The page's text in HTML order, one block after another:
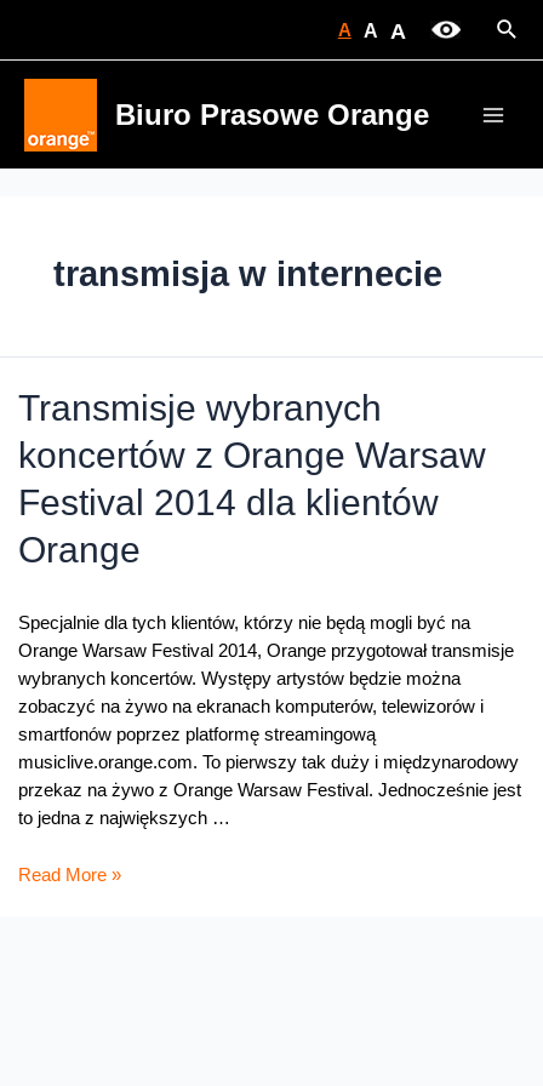
A A A
Biuro Prasowe Orange
transmisja w internecie
Transmisje wybranych
koncertów z Orange Warsaw
Festival 2014 dla klientów
Orange
Specjalnie dla tych klientów, którzy nie będą mogli być na
Orange Warsaw Festival 2014, Orange przygotował transmisje
wybranych koncertów. Występy artystów będzie można
zobaczyć na żywo na ekranach komputerów, telewizorów i
smartfonów poprzez platformę streamingową
musiclive.orange.com. To pierwszy tak duży i międzynarodowy
przekaz na żywo z Orange Warsaw Festival. Jednocześnie jest
to jedna z największych …
Transmisje
Read More »